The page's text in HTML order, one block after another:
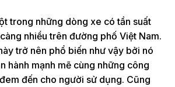
trong những dòng xe có tần suất
nhiều trên đường phố Việt Nam.
trở nên phổ biến như vậy bởi nó
hành mạnh mẽ cùng những công
đến cho người sử dụng. Cũng